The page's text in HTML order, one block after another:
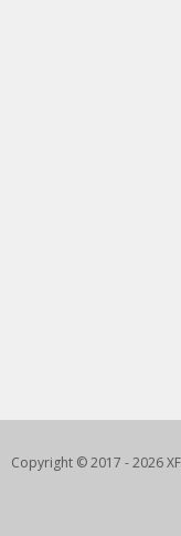
Copyright © 2017 - 2026